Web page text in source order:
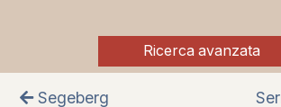
Ricerca avanzata
Segeberg